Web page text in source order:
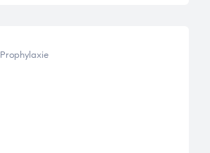
Prophylaxie